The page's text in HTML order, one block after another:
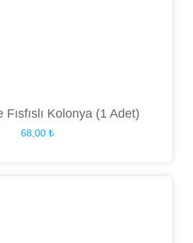
Kolonya (1 Adet)
68,00 ₺